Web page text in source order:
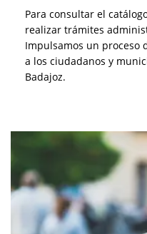
Para consultar el
realizar trámites
Impulsamos un proceso
a los ciudadanos y
Badajoz.